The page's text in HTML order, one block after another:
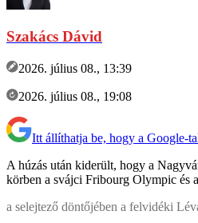
Szakács Dávid
2026. július 08., 13:39
2026. július 08., 19:08
Itt állíthatja be, hogy a Google-
A húzás után kiderült, hogy a
körben a svájci Fribourg Olympic és
a selejtező döntőjében a felvidéki